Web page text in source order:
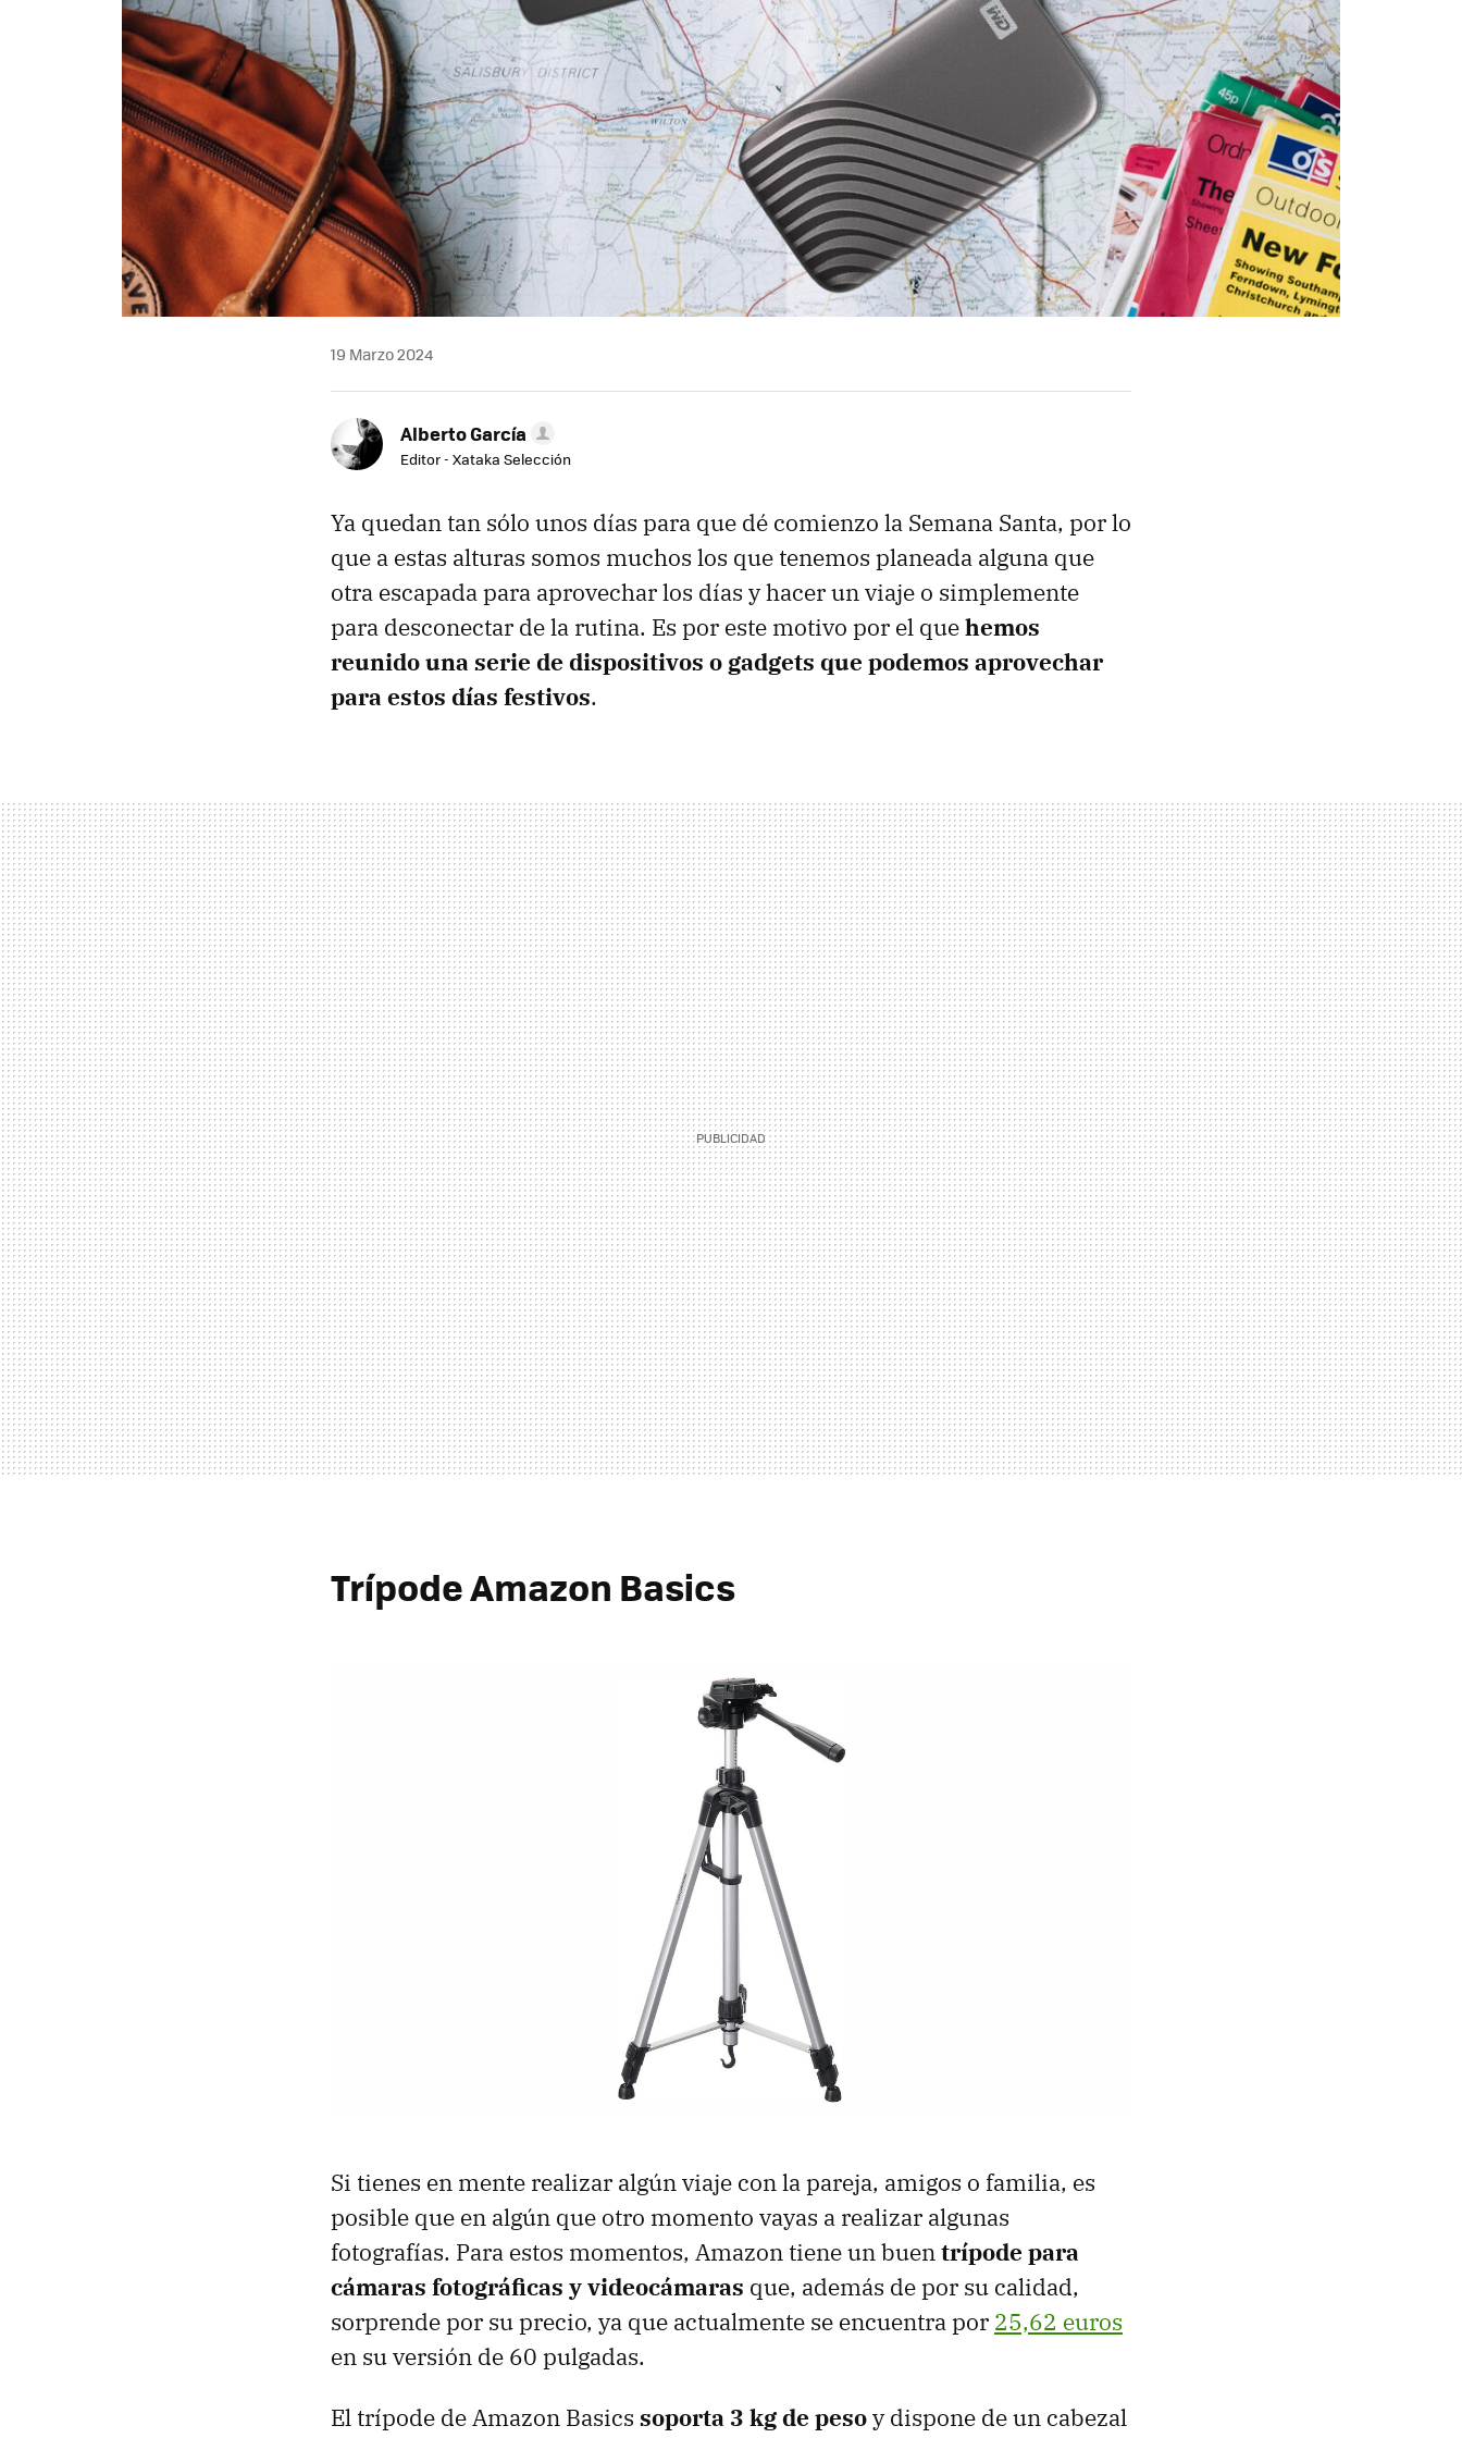
19 Marzo 2024
Alberto García
Editor - Xataka Selección
Ya quedan tan sólo unos días para que dé comienzo la Semana Santa, por lo
que a estas alturas somos muchos los que tenemos planeada alguna que
otra escapada para aprovechar los días y hacer un viaje o simplemente
para desconectar de la rutina. Es por este motivo por el quehemos
reunido una serie de dispositivos o gadgets que podemos aprovechar
para estos días festivos.
Trípode Amazon Basics
Si tienes en mente realizar algún viaje con la pareja, amigos o familia, es
posible que en algún que otro momento vayas a realizar algunas
fotografías. Para estos momentos, Amazon tiene un buentrípode para
cámaras fotográficas y videocámaras que, además de por su calidad,
sorprende por su precio, ya que actualmente se encuentra por 25,62 euros
en su versión de 60 pulgadas.
El trípode de Amazon Basics soporta 3 kg de pesoy dispone de un cabezal